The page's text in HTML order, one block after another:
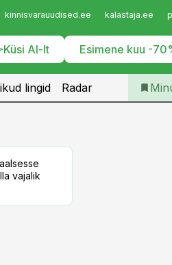
kinnisvarauudised.ee kalastaja.ee
Küsi AI-lt Esimene kuu -
Telli
lingid Radar
vajalik